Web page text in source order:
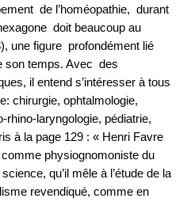
de l’homéopathie, durant
doit beaucoup au
une figure profondément lié
son temps. Avec des
il entend s’intéresser à tous
chirurgie, ophtalmologie,
rhino-laryngologie, pédiatrie,
à la page 129 : « Henri Favre
physiognomoniste du
qu’il mêle à l’étude de la
revendiqué, comme en